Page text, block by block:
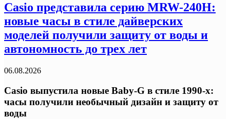
Casio представила серию MRW-240H:
новые часы в стиле дайверских
моделей получили защиту от воды и
автономность до трех лет
06.08.2026
Casio выпустила новые Baby-G в стиле 1990-х:
часы получили необычный дизайн и защиту от
воды